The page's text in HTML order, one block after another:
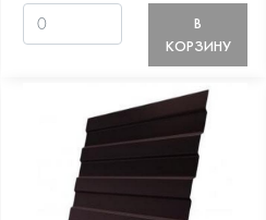
В
КОРЗИНУ